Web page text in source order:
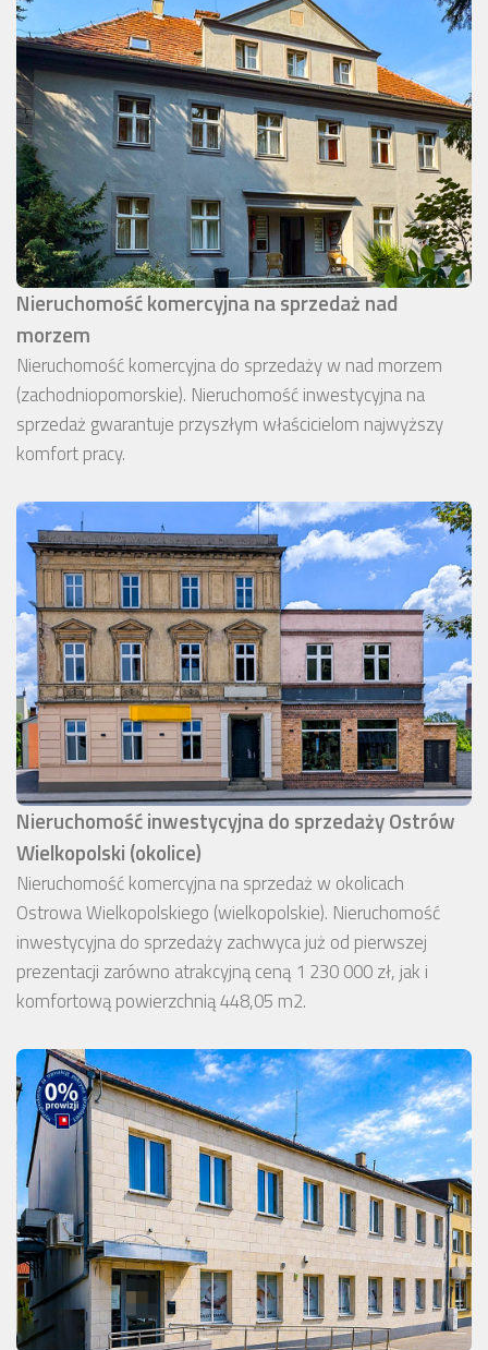
Nieruchomość komercyjna na sprzedaż nad
morzem
Nieruchomość komercyjna do sprzedaży w nad morzem
(zachodniopomorskie). Nieruchomość inwestycyjna na
sprzedaż gwarantuje przyszłym właścicielom najwyższy
komfort pracy.
Nieruchomość inwestycyjna do sprzedaży Ostrów
Wielkopolski (okolice)
Nieruchomość komercyjna na sprzedaż w okolicach
Ostrowa Wielkopolskiego (wielkopolskie). Nieruchomość
inwestycyjna do sprzedaży zachwyca już od pierwszej
prezentacji zarówno atrakcyjną ceną 1 230 000 zł, jak i
komfortową powierzchnią 448,05 m2.